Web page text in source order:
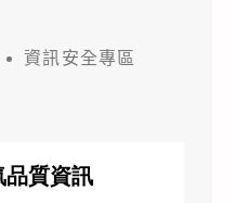
資訊安全專區